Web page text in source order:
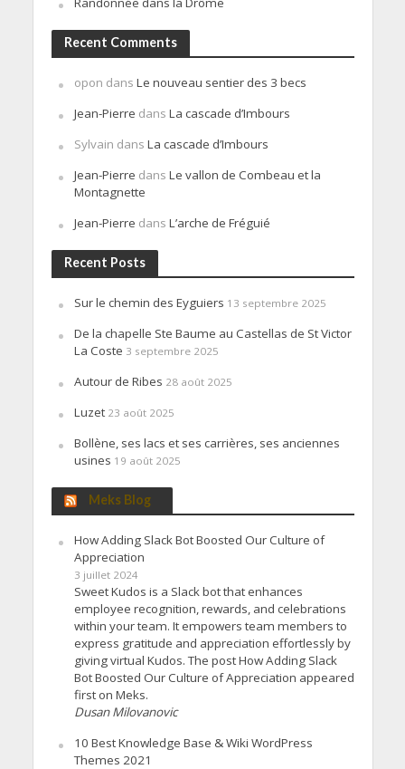
Recent Comments
opon dans Le nouveau sentier des 3 becs
Jean-Pierre dans La cascade d’Imbours
Sylvain dans La cascade d’Imbours
Jean-Pierre dans Le vallon de Combeau et la
Montagnette
Jean-Pierre dans L’arche de Fréguié
Recent Posts
Sur le chemin des Eyguiers 13 septembre 2025
De la chapelle Ste Baume au Castellas de St Victor
La Coste 3 septembre 2025
Autour de Ribes 28 août 2025
Luzet 23 août 2025
Bollène, ses lacs et ses carrières, ses anciennes
usines 19 août 2025
Meks Blog
How Adding Slack Bot Boosted Our Culture of
Appreciation
3 juillet 2024
Sweet Kudos is a Slack bot that enhances
employee recognition, rewards, and celebrations
within your team. It empowers team members to
express gratitude and appreciation effortlessly by
giving virtual Kudos. The post How Adding Slack
Bot Boosted Our Culture of Appreciation appeared
first on Meks.
Dusan Milovanovic
10 Best Knowledge Base & Wiki WordPress
Themes 2021